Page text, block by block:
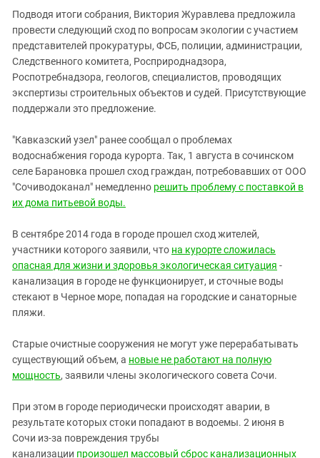
Подводя итоги собрания, Виктория Журавлева предложила
провести следующий сход по вопросам экологии с участием
представителей прокуратуры, ФСБ, полиции, администрации,
Следственного комитета, Росприроднадзора,
Роспотребнадзора, геологов, специалистов, проводящих
экспертизы строительных объектов и судей. Присутствующие
поддержали это предложение.
"Кавказский узел" ранее сообщал о проблемах
водоснабжения города курорта. Так, 1 августа в сочинском
селе Барановка прошел сход граждан, потребовавших от ООО
"Сочиводоканал" немедленно решить проблему с поставкой в
их дома питьевой воды.
В сентябре 2014 года в городе прошел сход жителей,
участники которого заявили, что на курорте сложилась
опасная для жизни и здоровья экологическая ситуация -
канализация в городе не функционирует, и сточные воды
стекают в Черное море, попадая на городские и санаторные
пляжи.
Старые очистные сооружения не могут уже перерабатывать
существующий объем, а новые не работают на полную
мощность, заявили члены экологического совета Сочи.
При этом в городе периодически происходят аварии, в
результате которых стоки попадают в водоемы. 2 июня в
Сочи из-за повреждения трубы
канализации произошел массовый сброс канализационных